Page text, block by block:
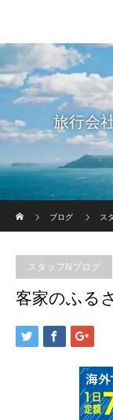
旅行会
ブログ
ス
スタッフNブログ
客家のふる